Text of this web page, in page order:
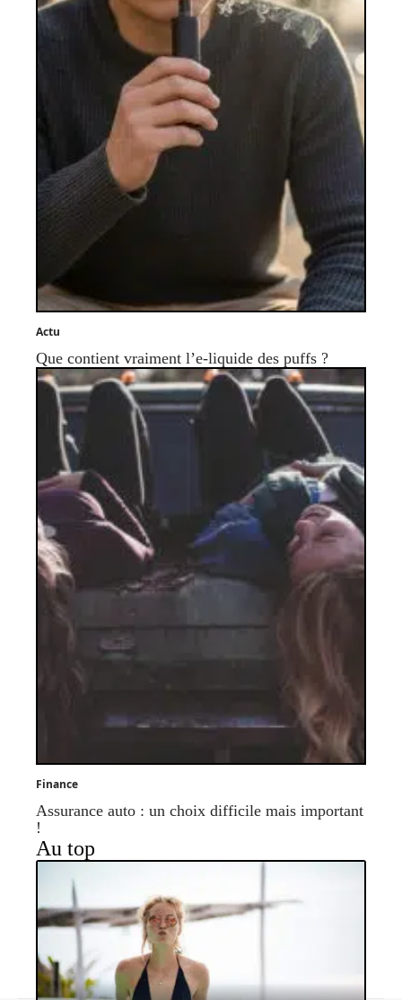
Actu
Que contient vraiment l’e-liquide des puffs ?
Finance
Assurance auto : un choix difficile mais important
!
Au top